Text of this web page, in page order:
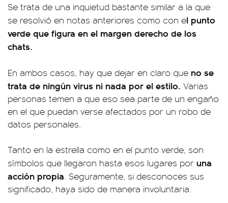
Se trata de una inquietud bastante similar a la que
se resolvió en notas anteriores como con el punto
verde que figura en el margen derecho de los
chats.
En ambos casos, hay que dejar en claro que no se
trata de ningún virus ni nada por el estilo. Varias
personas temen a que eso sea parte de un engaño
en el que puedan verse afectados por un robo de
datos personales.
Tanto en la estrella como en el punto verde, son
símbolos que llegaron hasta esos lugares por una
acción propia. Seguramente, si desconoces sus
significado, haya sido de manera involuntaria.